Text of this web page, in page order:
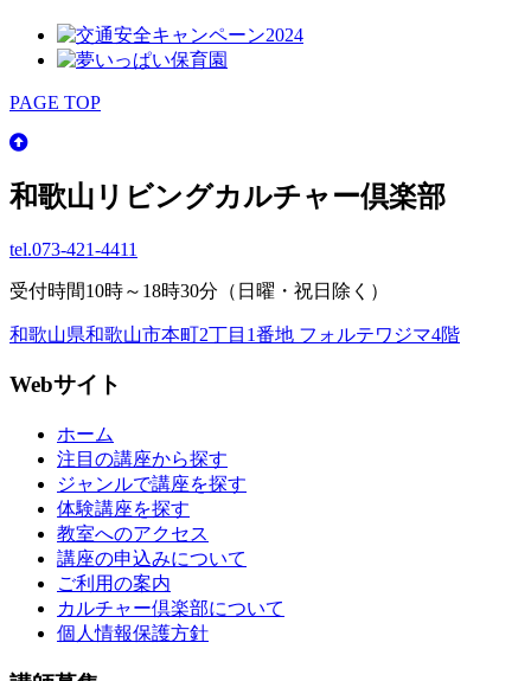
PAGE TOP
和歌山リビングカルチャー倶楽部
tel.073-421-4411
受付時間10時～18時30分（日曜・祝日除く）
和歌山県和歌山市本町2丁目1番地 フォルテワジマ4階
Webサイト
ホーム
注目の講座から探す
ジャンルで講座を探す
体験講座を探す
教室へのアクセス
講座の申込みについて
ご利用の案内
カルチャー倶楽部について
個人情報保護方針